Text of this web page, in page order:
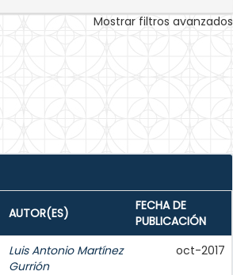
Mostrar filtros avanzados
AUTOR(ES)
FECHA DE
PUBLICACIÓN
Luis Antonio Martínez
Gurrión
oct-2017